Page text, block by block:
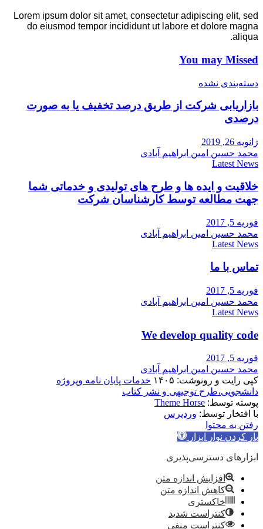
Lorem ipsum dolor sit amet, consectetur adipiscing elit, sed
do eiusmod tempor incididunt ut labore et dolore magna
aliqua.
You may Missed
دسته‌بندی نشده
بازاریابی شرکت از طریق درصد تخفیف یا به صورت
درصدی
ژانویه 26, 2019
محمد حسین امین ابراهیم آبادی
Latest News
خلاقیت و ایده ها و طرح های تولیدی و خدماتی شما
جهت مطالعه توسط کارشناسان شرکت
فوریه 5, 2017
محمد حسین امین ابراهیم آبادی
Latest News
تماس با ما
فوریه 5, 2017
محمد حسین امین ابراهیم آبادی
Latest News
We develop quality code
فوریه 5, 2017
محمد حسین امین ابراهیم آبادی
کپی رایت و رونوشت: ۱۴۰۵
خدمات پایان نامه وپروژه
دانشجویی،طرح توجیهی و نشر کتاب
پوسته توسط: Theme Horse
با افتخار توسط: وردپرس
رفتن به محتوا
باز کردن نوار ابزار
ابزارهای دسترسی‌پذیری
افزایش اندازه متن
کاهش اندازه متن
خاکستری
کنتراست شدید
کنتراست منفی